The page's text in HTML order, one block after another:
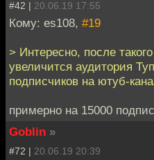
#42 | 20.06.19 17:55
Кому: es108, #19
> Интересно, после
увеличится аудитория
подписчиков на ютуб-
примерно на 15000
Goblin »
#72 | 20.06.19 20:39